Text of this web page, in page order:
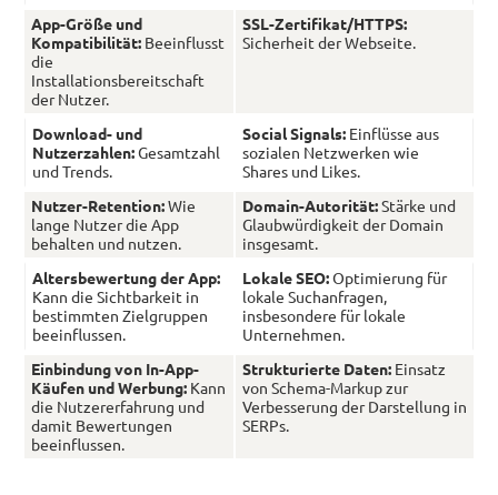
App-Größe und
Kompatibilität: Beeinflusst
die
Installationsbereitschaft
der Nutzer.
SSL-Zertifikat/HTTPS:
Sicherheit der Webseite.
Download- und
Nutzerzahlen:Gesamtzahl
und Trends.
Social Signals: Einflüsse aus
sozialen Netzwerken wie
Shares und Likes.
Nutzer-Retention:Wie
lange Nutzer die App
behalten und nutzen.
Domain-Autorität:Stärke und
Glaubwürdigkeit der Domain
insgesamt.
Altersbewertung der App:
Kann die Sichtbarkeit in
bestimmten Zielgruppen
beeinflussen.
Lokale SEO:Optimierung für
lokale Suchanfragen,
insbesondere für lokale
Unternehmen.
Einbindung von In-App-
Käufen und Werbung: Kann
die Nutzererfahrung und
damit Bewertungen
beeinflussen.
Strukturierte Daten: Einsatz
von Schema-Markup zur
Verbesserung der Darstellung in
SERPs.